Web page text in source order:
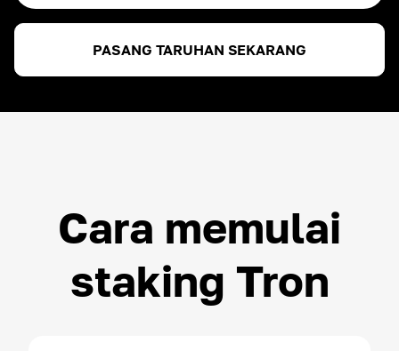
ROI ~3.00%
ETH
USDT
PASANG TARUHAN SEKARANG
Cara memulai
staking Tron